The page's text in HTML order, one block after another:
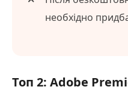
необхідно
Топ 2: Adobe